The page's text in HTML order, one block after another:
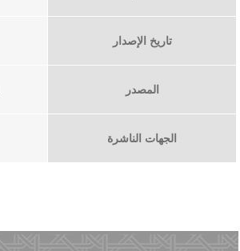
تاريخ الإصدار
المصدر
الجهات الناشرة